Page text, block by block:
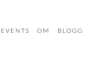
OM
BLOGG